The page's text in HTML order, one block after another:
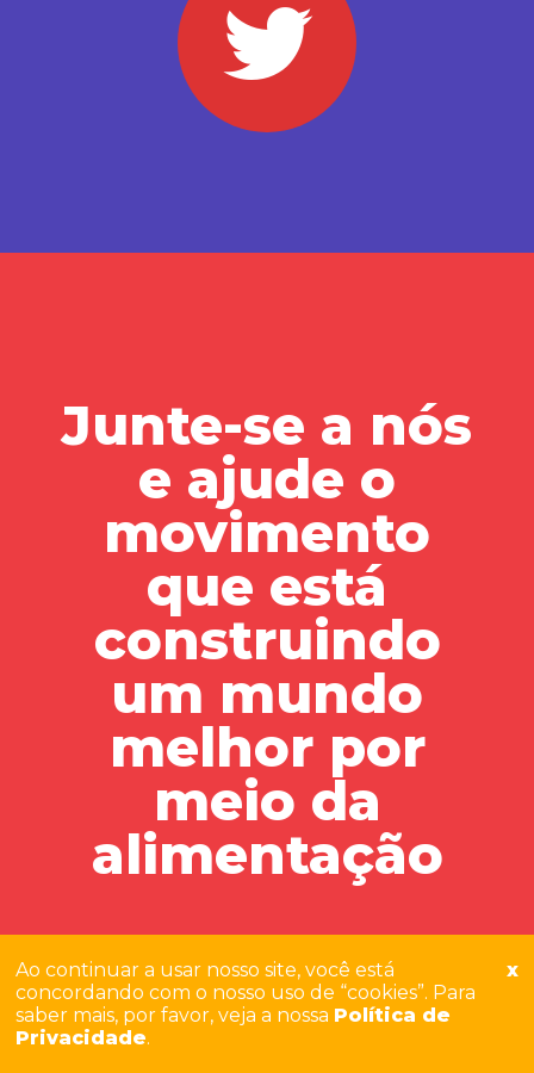
Junte-se a nós
e ajude o
movimento
que está
construindo
um mundo
melhor por
meio da
alimentação